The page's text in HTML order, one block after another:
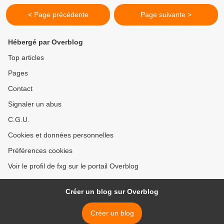
< Page précédente Page suivante >
Hébergé par Overblog
Top articles
Pages
Contact
Signaler un abus
C.G.U.
Cookies et données personnelles
Préférences cookies
Voir le profil de fxg sur le portail Overblog
Créer un blog sur Overblog
Créer un blog